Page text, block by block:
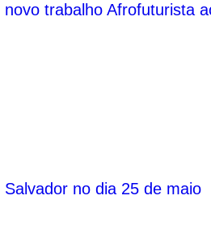
trabalho Afrofuturista
no dia 25 de maio